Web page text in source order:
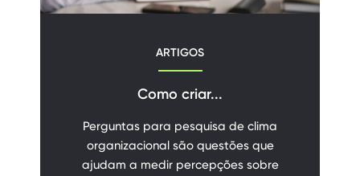
ARTIGOS
Como criar...
Perguntas para pesquisa de clima
organizacional são questões que
ajudam a medir percepções sobre